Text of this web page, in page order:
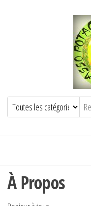
POTAGE ET
À Propos